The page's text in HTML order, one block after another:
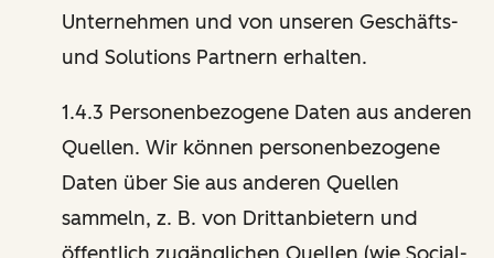
Unternehmen und von unseren Geschäfts-
und Solutions Partnern erhalten.
1.4.3 Personenbezogene Daten aus anderen
Quellen. Wir können personenbezogene
Daten über Sie aus anderen Quellen
sammeln, z. B. von Drittanbietern und